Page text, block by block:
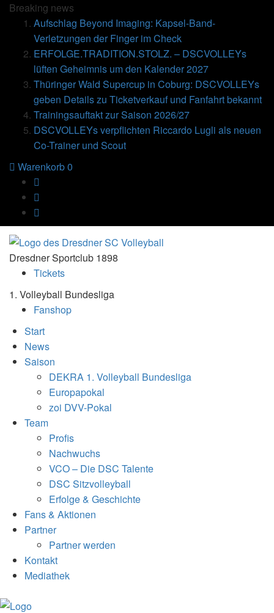
Breaking news
Aufschlag Beyond Imaging: Kapsel-Band-
Verletzungen der Finger im Check
ERFOLGE.TRADITION.STOLZ. – DSCVOLLEYs
lüften Geheimnis um den Kalender 2027
Thüringer Wald Supercup in Coburg: DSCVOLLEYs
geben Details zu Ticketverkauf und Fanfahrt bekannt
Trainingsauftakt zur Saison 2026/27
DSCVOLLEYs verpflichten Riccardo Lugli als neuen
Co-Trainer und Scout
Warenkorb0
Dresdner Sportclub 1898
Tickets
1. Volleyball Bundesliga
Fanshop
Start
News
Saison
DEKRA 1. Volleyball Bundesliga
Europapokal
zoi DVV-Pokal
Team
Profis
Nachwuchs
VCO – Die DSC Talente
DSC Sitzvolleyball
Erfolge & Geschichte
Fans & Aktionen
Partner
Partner werden
Kontakt
Mediathek